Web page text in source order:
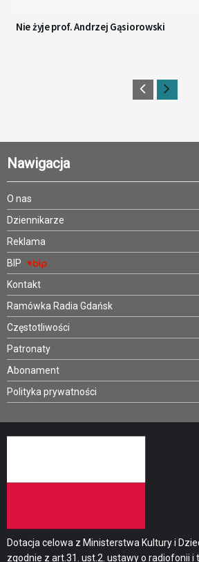
Nie żyje prof. Andrzej Gąsiorowski
Nawigacja
O nas
Dziennikarze
Reklama
BIP
Kontakt
Ramówka Radia Gdańsk
Częstotliwości
Patronaty
Abonament
Polityka prywatności
Dotacja celowa z Ministerstwa Kultury i
zgodnie z art.31. ust.2. ustawy o radiofonii i